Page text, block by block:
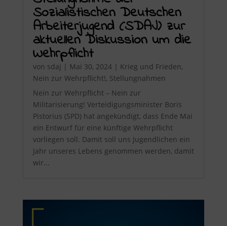
Sozialistischen Deutschen
Arbeiterjugend (SDAJ) zur
aktuellen Diskussion um die
Wehrpflicht
von sdaj | Mai 30, 2024| Krieg und Frieden,
Nein zur Wehrpflicht!, Stellungnahmen
Nein zur Wehrpflicht – Nein zur
Militarisierung! Verteidigungsminister Boris
Pistorius (SPD) hat angekündigt, dass Ende Mai
ein Entwurf für eine künftige Wehrpflicht
vorliegen soll. Damit soll uns Jugendlichen ein
Jahr unseres Lebens genommen werden, damit
wir...